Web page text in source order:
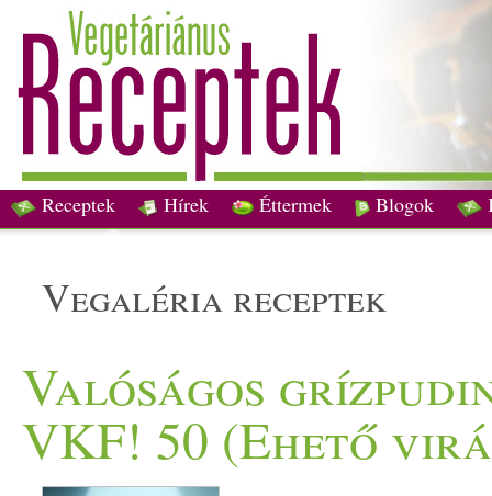
Receptek Hírek Éttermek Blogok
vegaléria receptek
Valóságos
VKF! 50 (Ehető